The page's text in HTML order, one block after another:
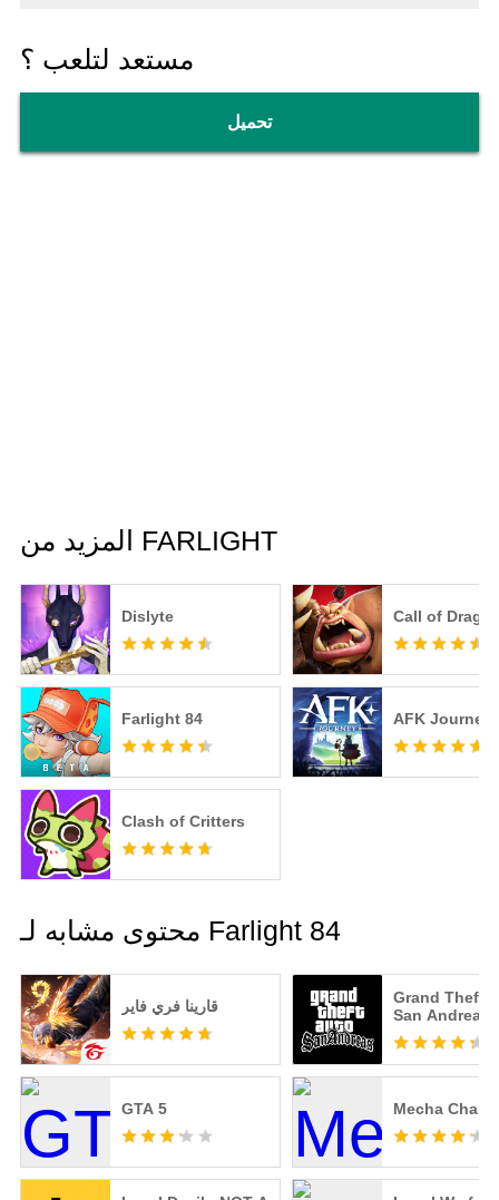
مستعد لتلعب ؟
تحميل
المزيد من FARLIGHT
Dislyte Call of
Farlight 84 AFK Journey
Clash of Critters
محتوى مشابه لـ Farlight 84
قارينا فري فاير
Grand Theft
San Andreas
GTA 5 Mecha